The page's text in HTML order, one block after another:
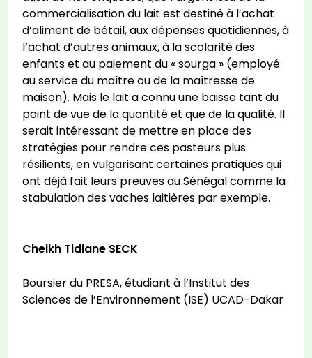
commercialisation du lait est destiné à l’achat
d’aliment de bétail, aux dépenses quotidiennes, à
l’achat d’autres animaux, à la scolarité des
enfants et au paiement du « sourga » (employé
au service du maître ou de la maîtresse de
maison). Mais le lait a connu une baisse tant du
point de vue de la quantité et que de la qualité. Il
serait intéressant de mettre en place des
stratégies pour rendre ces pasteurs plus
résilients, en vulgarisant certaines pratiques qui
ont déjà fait leurs preuves au Sénégal comme la
stabulation des vaches laitières par exemple.
Cheikh Tidiane SECK
Boursier du PRESA, étudiant à l’Institut des
Sciences de l’Environnement (ISE) UCAD-Dakar